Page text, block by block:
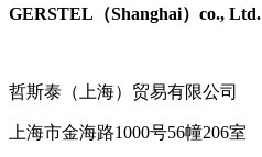
GERSTEL（Shanghai）co., Ltd.
哲斯泰（上海）贸易有限公司
上海市金海路1000号56幢206室